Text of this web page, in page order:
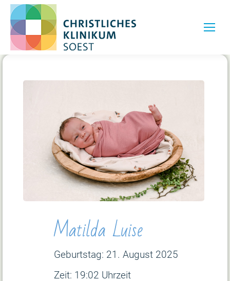
Matilda Luise
Geburtstag: 21. August 2025
Zeit: 19:02 Uhrzeit